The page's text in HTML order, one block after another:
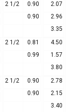
2 1/2
0.90
0.90
2.07
2.96
3.35
2 1/2
0.81
0.99
4.50
1.57
3.80
2 1/2
0.90
0.90
2.78
2.15
3.40